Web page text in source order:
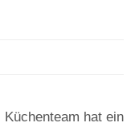
hat ein